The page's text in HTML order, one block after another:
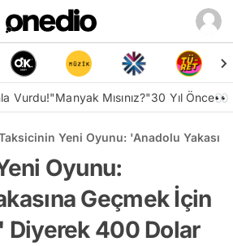
Vurdu!"Manyak Mısınız?"30 Yıl Önce👀
Yeni Oyunu: 'Anadolu
Oyunu:
Geçmek İçin
Diyerek 400 Dolar